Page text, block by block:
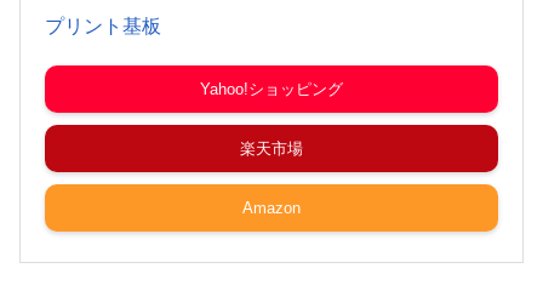
プリント基板
Yahoo!ショッピング
楽天市場
Amazon